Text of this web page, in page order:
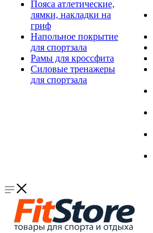
Пояса атлетические,
лямки, накладки на
гриф
Напольное покрытие
для спортзала
Рамы для кроссфита
Силовые тренажеры
для спортзала